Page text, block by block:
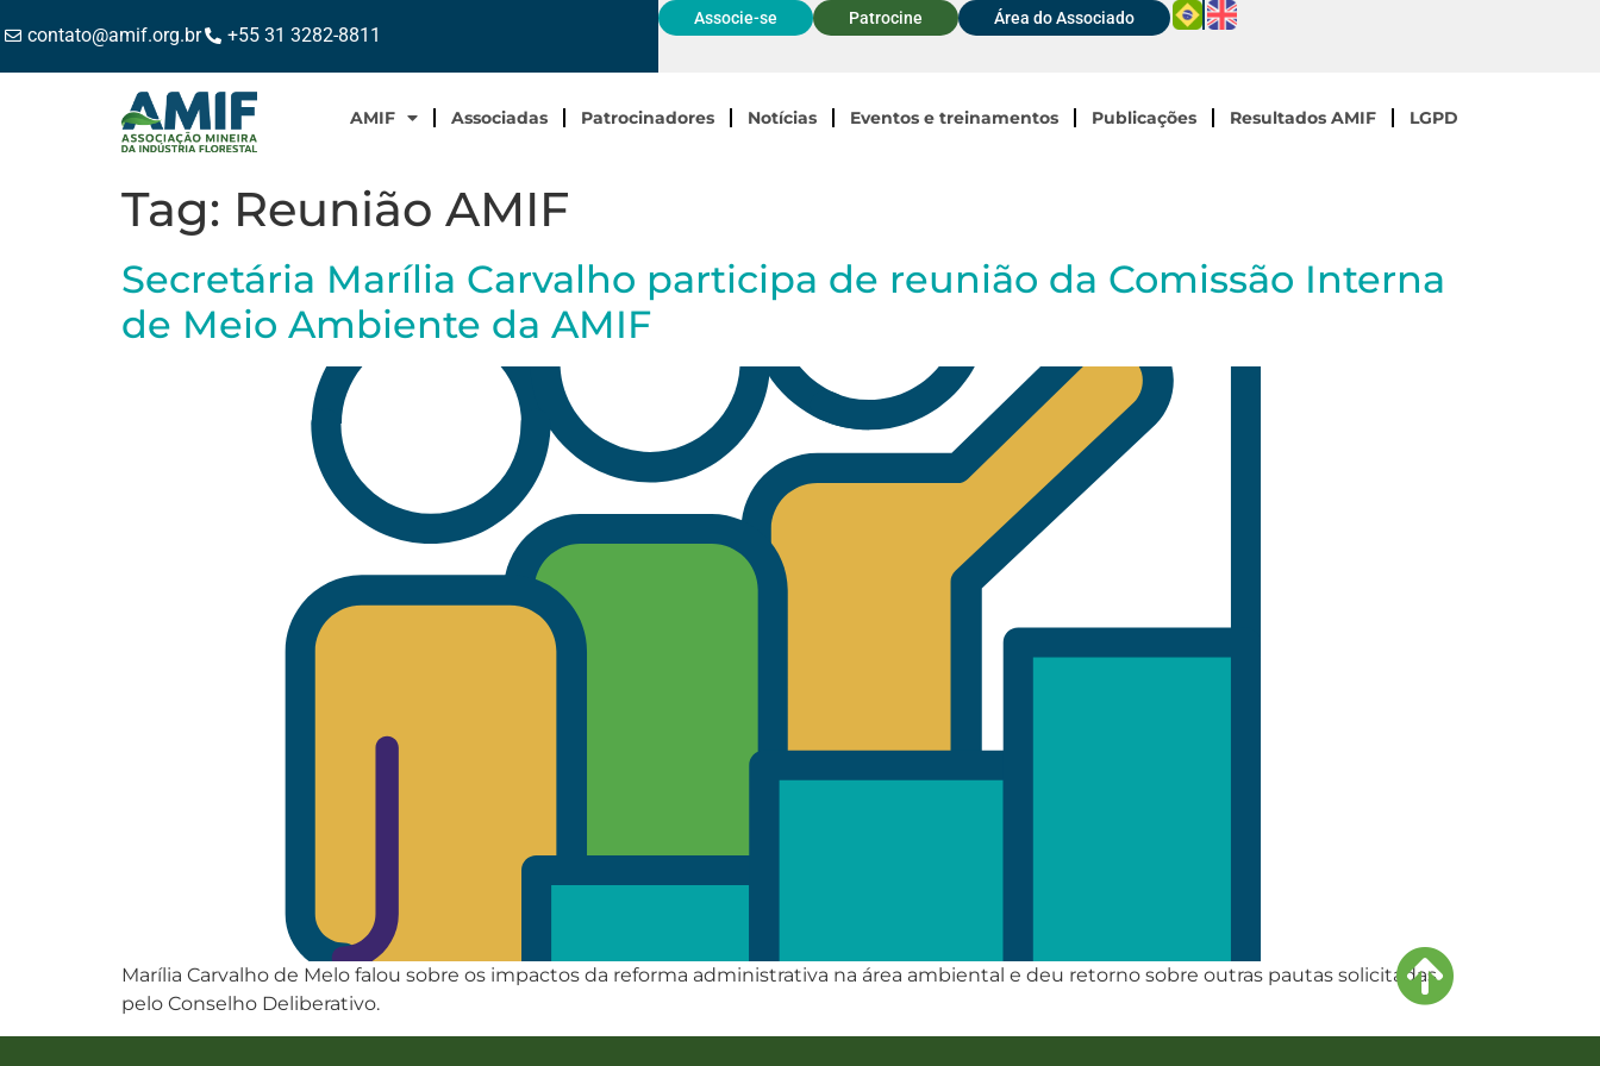
contato@amif.org.br +55 31 3282-8811
Associe-se Patrocine Área do Associado
AMIF Associadas Patrocinadores Notícias Eventos e treinamentos Publicações Resultados AMIF LGPD
Tag: Reunião AMIF
Secretária Marília Carvalho participa de reunião da Comissão Interna
de Meio Ambiente da AMIF
Marília Carvalho de Melo falou sobre os impactos da reforma administrativa na área ambiental e deu retorno sobre outras pautas solicitadas
pelo Conselho Deliberativo.